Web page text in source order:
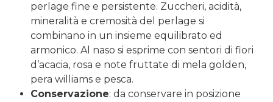
perlage fine e persistente. Zuccheri, acidità,
mineralità e cremosità del perlage si
combinano in un insieme equilibrato ed
armonico. Al naso si esprime con sentori di fiori
d’acacia, rosa e note fruttate di mela golden,
pera williams e pesca.
Conservazione: da conservare in posizione